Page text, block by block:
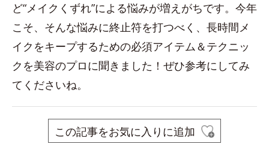
ど“メイクくずれ”による悩みが増えがちです。今年
こそ、そんな悩みに終止符を打つべく、長時間メ
イクをキープするための必須アイテム＆テクニッ
クを美容のプロに聞きました！ぜひ参考にしてみ
てくださいね。
この記事をお気に入りに追加